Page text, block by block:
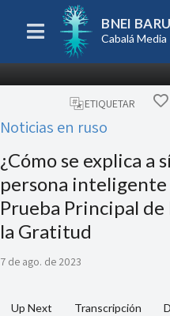
BNEI
Cabalá Media
ETIQUETAR
Noticias en ruso
¿Cómo se explica a
persona inteligente
Prueba Principal
la Gratitud
7 de ago. de 2023
Up Next Transcripción